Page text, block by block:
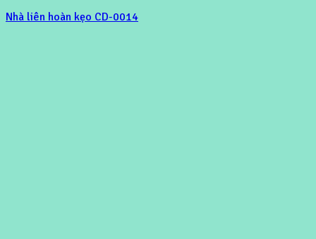
Nhà liên hoàn kẹo CD-0014